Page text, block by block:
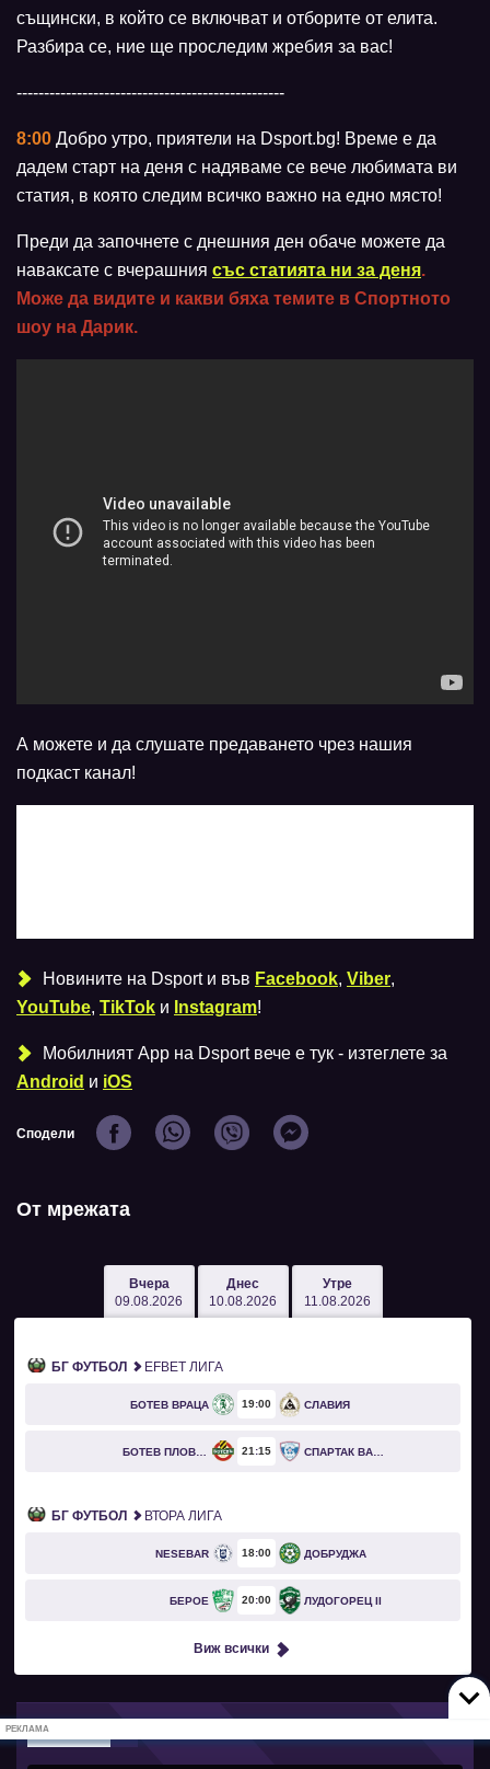
същински, в който се включват и отборите от елита.
Разбира се, ние ще проследим жребия за вас!
-------------------------------------------------
8:00 Добро утро, приятели на Dsport.bg! Време е да
дадем старт на деня с надяваме се вече любимата ви
статия, в която следим всичко важно на едно място!
Преди да започнете с днешния ден обаче можете да
наваксате с вчерашния със статията ни за деня.
Може да видите и какви бяха темите в Спортното
шоу на Дарик.
А можете и да слушате предаването чрез нашия
подкаст канал!
Новините на Dsport и във Facebook, Viber,
YouTube, TikTok и Instagram!
Мобилният Аpp на Dsport вече е тук - изтеглете за
Android и iOS
Сподели
От мрежата
Вчера
09.08.2026
Днес
10.08.2026
Утре
11.08.2026
БГ ФУТБОЛ EFBET ЛИГА
БОТЕВ ВРАЦА 19 00 СЛАВИЯ
БОТЕВ ПЛОВДИВ 21 15 СПАРТАК ВАРНА
БГ ФУТБОЛ ВТОРА ЛИГА
NESEBAR 18 00 ДОБРУДЖА
БЕРОЕ 20 00 ЛУДОГОРЕЦ II
Виж всички
Най-нови
РЕКЛАМА